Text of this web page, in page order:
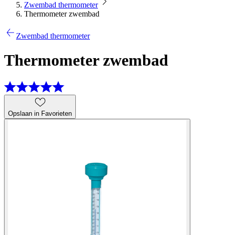
Zwembad thermometer
Thermometer zwembad
Zwembad thermometer
Thermometer zwembad
Opslaan in Favorieten